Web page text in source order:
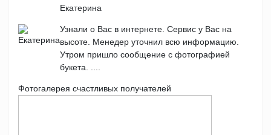
Екатерина
Узнали о Вас в интернете. Сервис у Вас на
высоте. Менедер уточнил всю информацию.
Утром пришло сообщение с фотографией
букета. ....
Фотогалерея счастливых получателей